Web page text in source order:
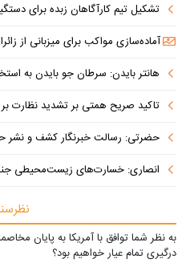
تشکیل تیم کارآگاهان زبده برای
آماده‌سازی مواکب برای میزبانی از
هانتر بایدن: سرطان جو بایدن به
تاکید صریح همتی بر تشدید نظارت
حضرتی: رسالت خبرنگار کشف و
انصاری: خسارت‌های زیست‌محیطی
به نظر شما توافق با آمریکا به پایان
درگیری تمام عیار خواهیم بود؟